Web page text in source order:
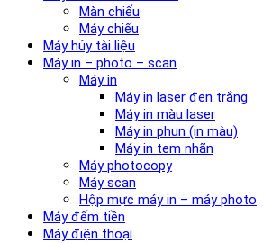
Màn chiếu
Máy chiếu
Máy hủy tài liệu
Máy in – photo – scan
Máy in
Máy in laser đen trắng
Máy in màu laser
Máy in phun (in màu)
Máy in tem nhãn
Máy photocopy
Máy scan
Hộp mực máy in – máy photo
Máy đếm tiền
Máy điện thoại